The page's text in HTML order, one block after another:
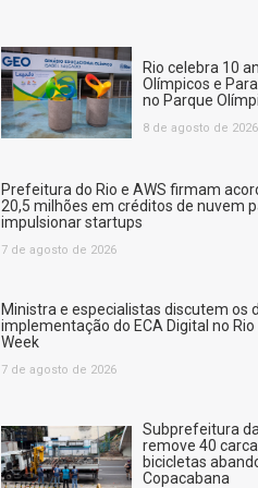
Rio celebra 10
Olímpicos e
no Parque
8 de agosto de 2026
Prefeitura do Rio e AWS firmam
20,5 milhões em créditos de nuvem
impulsionar startups
7 de agosto de 2026
Ministra e especialistas discutem os
implementação do ECA Digital no
Week
7 de agosto de 2026
Subprefeitura
remove 40
bicicletas
Copacabana